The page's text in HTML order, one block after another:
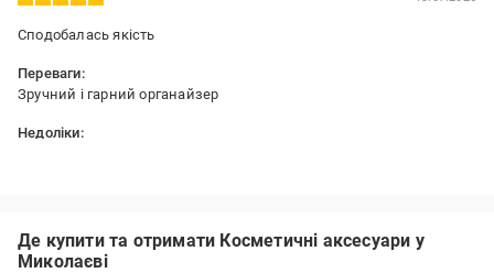
Сподобалась якість
Переваги:
Зручний і гарний органайзер
Недоліки:
Де купити та отримати Косметичні аксесуари у
Миколаєві